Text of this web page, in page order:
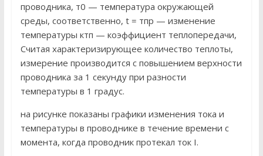
проводника, т0 — температура окружающей
среды, соответственно, t = тпр — изменение
температуры ктп — коэффициент теплопередачи,
Считая характеризирующее количество теплоты,
измерение производится с повышением верхности
проводника за 1 секунду при разности
температуры в 1 градус.
на рисунке показаны графики изменения тока и
температуры в проводнике в течение времени с
момента, когда проводник протекал ток I.